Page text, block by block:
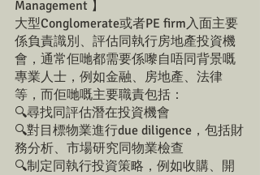
Management 】
大型Conglomerate或者PE firm入面主要
係負責識別、評估同執行房地產投資機
會，通常佢哋都需要係嚟自唔同背景嘅
專業人士，例如金融、房地產、法律
等，而佢哋嘅主要職責包括：
🔍尋找同評估潛在投資機會
🔍對目標物業進行due diligence，包括財
務分析、市場研究同物業檢查
🔍制定同執行投資策略，例如收購、開